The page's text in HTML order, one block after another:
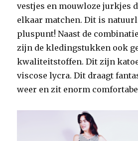
vestjes en mouwloze jurkjes
elkaar matchen. Dit is
pluspunt! Naast de
zijn de kledingstukken ook
kwaliteitstoffen. Dit zijn
viscose lycra. Dit draagt
weer en zit enorm